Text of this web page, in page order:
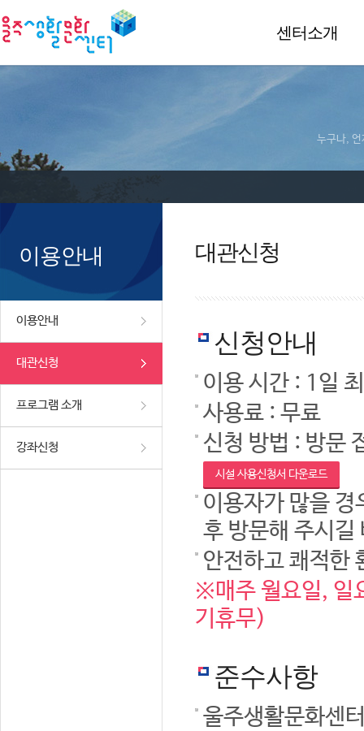
센터소개
누구나, 언
이용안내
이용안내
대관신청
프로그램 소개
강좌신청
대관신청
신청안내
이용 시간 : 1일
사용료 : 무료
신청 방법 : 방문
시설 사용신청서 다운로드
이용자가 많을 경
후 방문해 주시길
안전하고 쾌적한
※매주 월요일, 일
기휴무)
준수사항
울주생활문화센